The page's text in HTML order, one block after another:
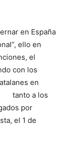
en España
ello en
el
con los
en
tanto a los
por
el 1 de